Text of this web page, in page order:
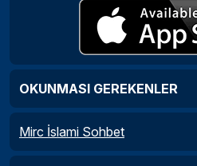
OKUNMASI GEREKENLER
Mirc İslami Sohbet